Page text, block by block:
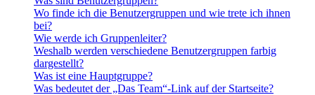
Wo finde ich die Benutzergruppen und wie trete ich ihnen
bei?
Wie werde ich Gruppenleiter?
Weshalb werden verschiedene Benutzergruppen farbig
dargestellt?
Was ist eine Hauptgruppe?
Was bedeutet der „Das Team“-Link auf der Startseite?